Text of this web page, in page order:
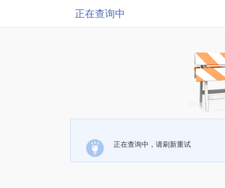
正在查询中
正在查询中，请刷新重试